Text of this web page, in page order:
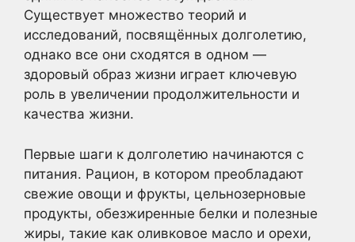
Существует множество теорий и
исследований, посвящённых долголетию,
однако все они сходятся в одном —
здоровый образ жизни играет ключевую
роль в увеличении продолжительности и
качества жизни.
Первые шаги к долголетию начинаются с
питания. Рацион, в котором преобладают
свежие овощи и фрукты, цельнозерновые
продукты, обезжиренные белки и полезные
жиры, такие как оливковое масло и орехи,